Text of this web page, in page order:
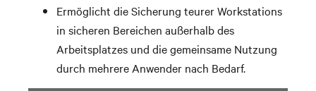
Ermöglicht die Sicherung teurer Workstations
in sicheren Bereichen außerhalb des
Arbeitsplatzes und die gemeinsame Nutzung
durch mehrere Anwender nach Bedarf.